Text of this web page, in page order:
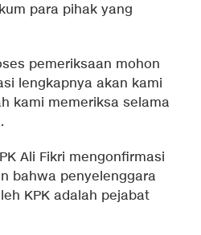
para pihak yang
pemeriksaan mohon
lengkapnya akan kami
kami memeriksa selama
Ali Fikri mengonfirmasi
bahwa penyelenggara
KPK adalah pejabat